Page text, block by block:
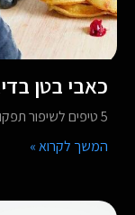
כאבי בטן
5 טיפים לשיפור תפקוד מערכת העיכול
המשך לקרוא »